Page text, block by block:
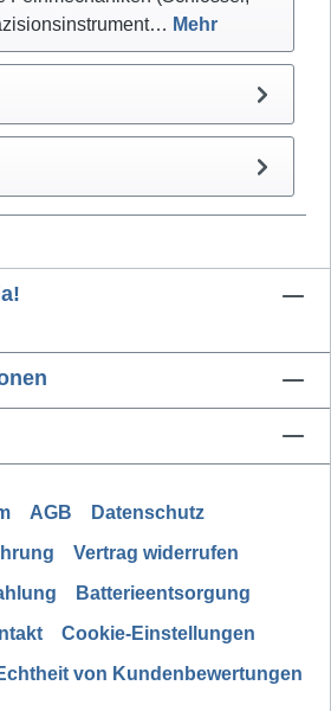
Mehr
AGB
Datenschutz
Vertrag widerrufen
Batterieentsorgung
Cookie-Einstellungen
von Kundenbewertungen